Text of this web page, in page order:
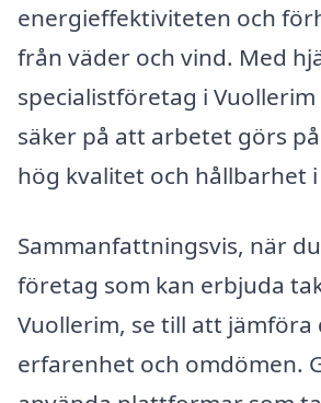
energieffektiviteten och
från väder och vind. Med
specialistföretag i
säker på att arbetet görs
hög kvalitet och hållbarhet
Sammanfattningsvis, när
företag som kan erbjuda
Vuollerim, se till att jämföra
erfarenhet och omdömen.